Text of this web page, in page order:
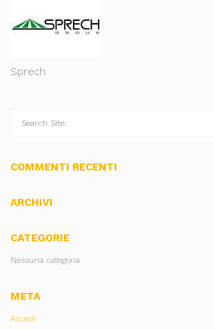
Sprech
COMMENTI RECENTI
ARCHIVI
CATEGORIE
Nessuna categoria
META
Accedi